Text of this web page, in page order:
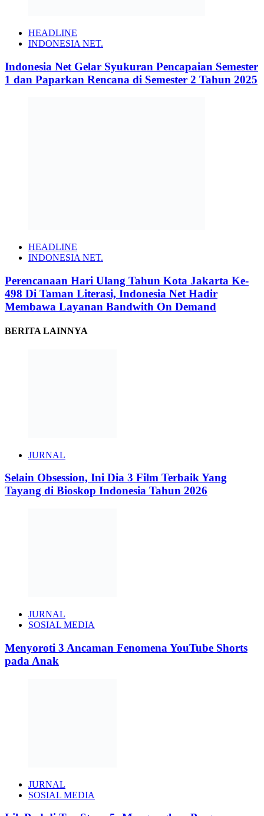
HEADLINE
INDONESIA NET.
Indonesia Net Gelar Syukuran Pencapaian Semester
1 dan Paparkan Rencana di Semester 2 Tahun 2025
HEADLINE
INDONESIA NET.
Perencanaan Hari Ulang Tahun Kota Jakarta Ke-
498 Di Taman Literasi, Indonesia Net Hadir
Membawa Layanan Bandwith On Demand
BERITA LAINNYA
JURNAL
Selain Obsession, Ini Dia 3 Film Terbaik Yang
Tayang di Bioskop Indonesia Tahun 2026
JURNAL
SOSIAL MEDIA
Menyoroti 3 Ancaman Fenomena YouTube Shorts
pada Anak
JURNAL
SOSIAL MEDIA